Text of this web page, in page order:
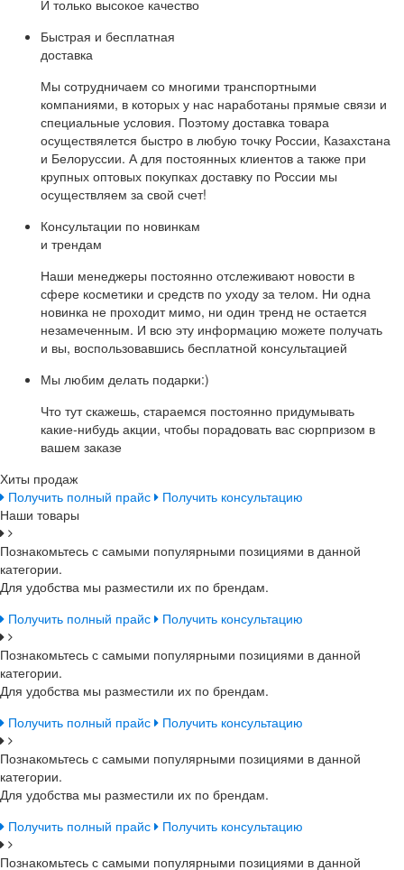
И только высокое качество
Быстрая и бесплатная
доставка
Мы сотрудничаем со многими транспортными
компаниями, в которых у нас наработаны прямые связи и
специальные условия. Поэтому доставка товара
осуществялется быстро в любую точку России, Казахстана
и Белоруссии. А для постоянных клиентов а также при
крупных оптовых покупках доставку по России мы
осуществляем за свой счет!
Консультации по новинкам
и трендам
Наши менеджеры постоянно отслеживают новости в
сфере косметики и средств по уходу за телом. Ни одна
новинка не проходит мимо, ни один тренд не остается
незамеченным. И всю эту информацию можете получать
и вы, воспользовавшись бесплатной консультацией
Мы любим делать подарки:)
Что тут скажешь, стараемся постоянно придумывать
какие-нибудь акции, чтобы порадовать вас сюрпризом в
вашем заказе
Хиты продаж
Получить полный прайс
Получить консультацию
Наши товары
Познакомьтесь с самыми популярными позициями в данной
категории.
Для удобства мы разместили их по брендам.
Получить полный прайс
Получить консультацию
Познакомьтесь с самыми популярными позициями в данной
категории.
Для удобства мы разместили их по брендам.
Получить полный прайс
Получить консультацию
Познакомьтесь с самыми популярными позициями в данной
категории.
Для удобства мы разместили их по брендам.
Получить полный прайс
Получить консультацию
Познакомьтесь с самыми популярными позициями в данной